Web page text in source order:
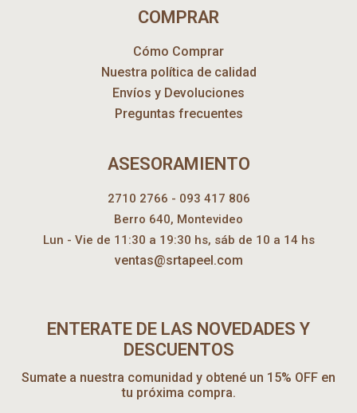
COMPRAR
Cómo Comprar
Nuestra política de calidad
Envíos y Devoluciones
Preguntas frecuentes
ASESORAMIENTO
2710 2766 - 093 417 806
Berro 640, Montevideo
Lun - Vie de 11:30 a 19:30 hs, sáb de 10 a 14 hs
ventas@srtapeel.com
ENTERATE DE LAS NOVEDADES Y
DESCUENTOS
Sumate a nuestra comunidad y obtené un 15% OFF en
tu próxima compra.